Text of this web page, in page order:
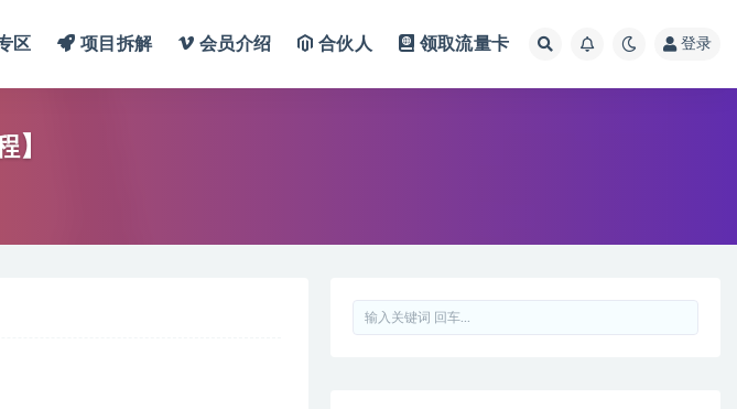
区 项目拆解 会员介绍 合伙人 领取流量卡 登录
】